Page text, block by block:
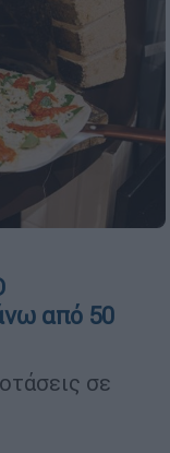
από 50
σε